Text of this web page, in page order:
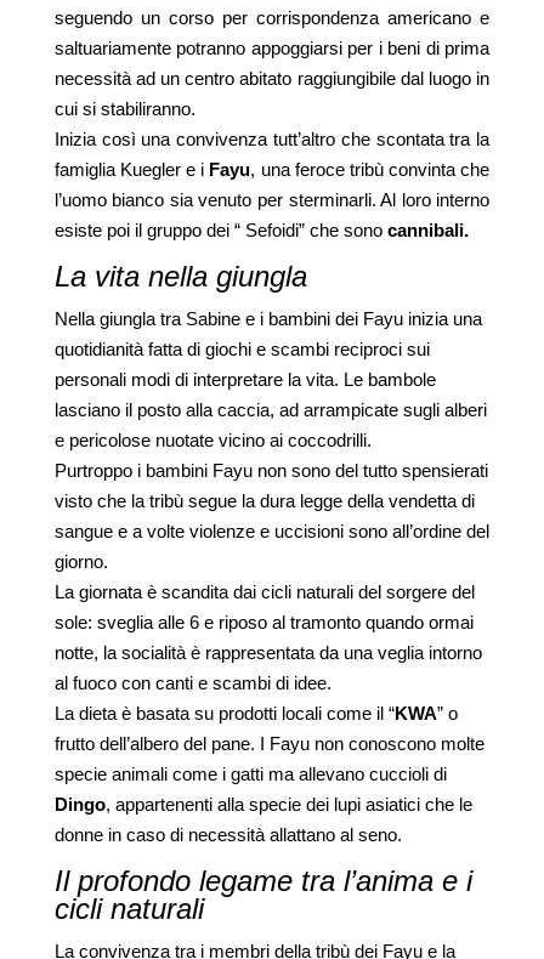
seguendo un corso per corrispondenza americano e
saltuariamente potranno appoggiarsi per i beni di prima
necessità ad un centro abitato raggiungibile dal luogo in
cui si stabiliranno.
Inizia così una convivenza tutt’altro che scontata tra la
famiglia Kuegler e i Fayu, una feroce tribù convinta che
l’uomo bianco sia venuto per sterminarli. Al loro interno
esiste poi il gruppo dei “ Sefoidi” che sono cannibali.
La vita nella giungla
Nella giungla tra Sabine e i bambini dei Fayu inizia una
quotidianità fatta di giochi e scambi reciproci sui
personali modi di interpretare la vita. Le bambole
lasciano il posto alla caccia, ad arrampicate sugli alberi
e pericolose nuotate vicino ai coccodrilli.
Purtroppo i bambini Fayu non sono del tutto spensierati
visto che la tribù segue la dura legge della vendetta di
sangue e a volte violenze e uccisioni sono all’ordine del
giorno.
La giornata è scandita dai cicli naturali del sorgere del
sole: sveglia alle 6 e riposo al tramonto quando ormai
notte, la socialità è rappresentata da una veglia intorno
al fuoco con canti e scambi di idee.
La dieta è basata su prodotti locali come il “KWA” o
frutto dell’albero del pane. I Fayu non conoscono molte
specie animali come i gatti ma allevano cuccioli di
Dingo, appartenenti alla specie dei lupi asiatici che le
donne in caso di necessità allattano al seno.
Il profondo legame tra l’anima e i
cicli naturali
La convivenza tra i membri della tribù dei Fayu e la